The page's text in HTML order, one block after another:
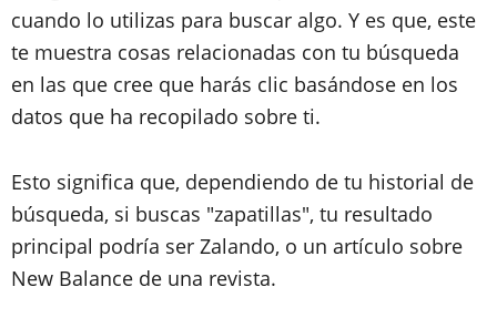
cuando lo utilizas para buscar algo. Y es que, este
te muestra cosas relacionadas con tu búsqueda
en las que cree que harás clic basándose en los
datos que ha recopilado sobre ti.
Esto significa que, dependiendo de tu historial de
búsqueda, si buscas "zapatillas", tu resultado
principal podría ser Zalando, o un artículo sobre
New Balance de una revista.